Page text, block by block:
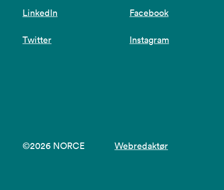
LinkedIn
Facebook
Twitter Instagram
©2026 NORCE Webredaktør